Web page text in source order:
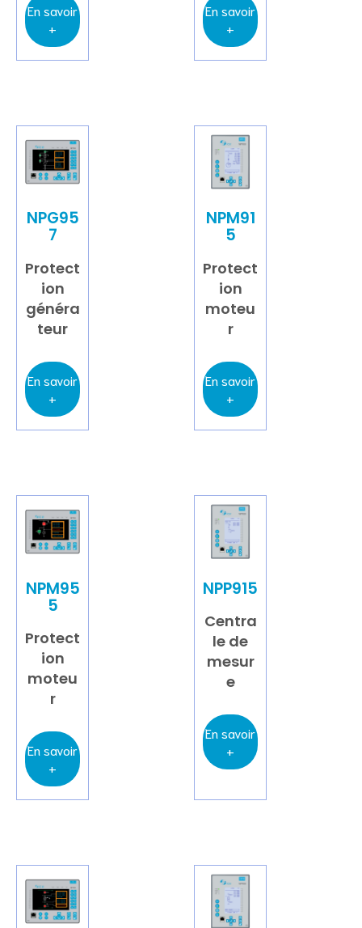
En savoir
+
En savoir
+
NPG95
7
Protect
ion
généra
teur
En savoir
+
NPM91
5
Protect
ion
moteu
r
En savoir
+
NPM95
5
Protect
ion
moteu
r
En savoir
+
NPP915
Centra
le de
mesur
e
En savoir
+